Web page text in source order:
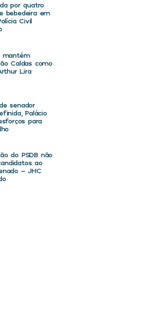
por quatro
bebedeira em
Civil
mantém
Caldas como
Lira
senador
Palácio
para
do PSDB não
ao
– JHC